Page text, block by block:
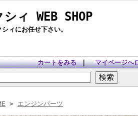
ィ WEB SHOP
ィにお任せ下さい。
カートをみる｜ マイページへ
> エンジンパーツ